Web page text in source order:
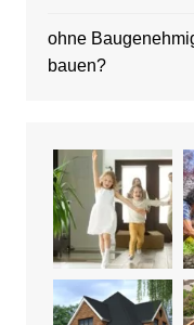
ohne
bauen?